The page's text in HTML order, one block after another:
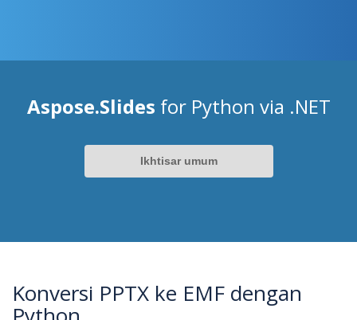
Aspose.Slides for Python via .NET
Ikhtisar umum
Konversi PPTX ke EMF dengan